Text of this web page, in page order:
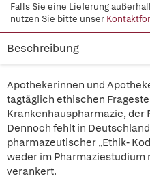
Falls Sie eine Lieferung
nutzen Sie bitte unser
Beschreibung
Apothekerinnen und
tagtäglich ethischen
Krankenhauspharmazie, der
Dennoch fehlt in
pharmazeutischer „Ethik-
weder im Pharmaziestudium
verankert.